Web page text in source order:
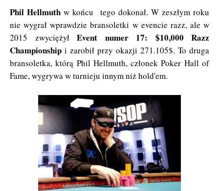
Phil Hellmuth w końcu tego dokonał. W zeszłym roku
nie wygrał wprawdzie bransoletki w evencie razz, ale w
2015 zwyciężył Event numer 17: $10,000 Razz
Championship i zarobił przy okazji 271.105$. To druga
bransoletka, którą Phil Hellmuth, członek Poker Hall of
Fame, wygrywa w turnieju innym niż hold'em.